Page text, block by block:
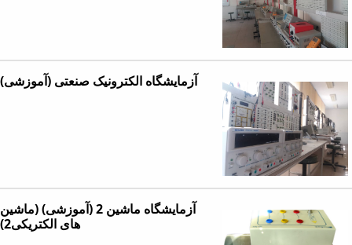
آزمایشگاه الکترونیک صنعتی (آموزشی)
آزمایشگاه ماشین 2 (آموزشی) (ماشین
های الکتریکی2)